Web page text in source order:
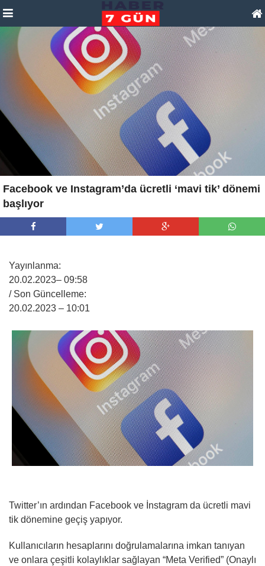
Facebook ve Instagram’da ücretli ‘mavi tik’ dönemi
başlıyor
Yayınlanma:
20.02.2023– 09:58
/ Son Güncelleme:
20.02.2023 – 10:01
Twitter’ın ardından Facebook ve İnstagram da ücretli mavi
tik dönemine geçiş yapıyor.
Kullanıcıların hesaplarını doğrulamalarına imkan tanıyan
ve onlara çeşitli kolaylıklar sağlayan “Meta Verified” (Onaylı